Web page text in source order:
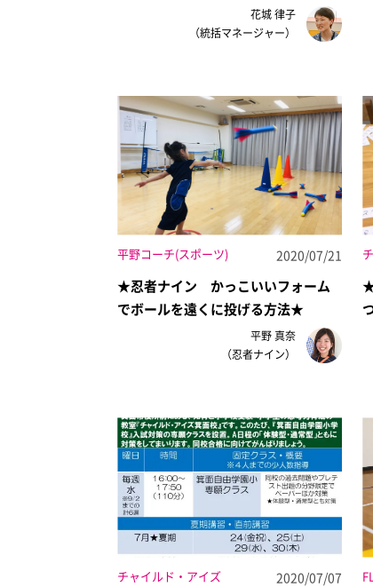
花城 律子
（統括マネージャー）
平野コーチ(スポーツ) 2020/07/21
★忍者ナイン かっこいいフォーム
でボールを遠くに投げる方法★
平野 真奈
（忍者ナイン）
チャイルド・アイズ 2020/07/07